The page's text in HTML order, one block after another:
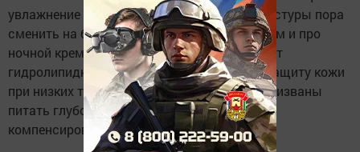
увлажнение и регенерация. Крем легкой текстуры пора
сменить на более питательный. Не забываем и про
ночной крем. Он прекрасно восстанавливает
гидролипидную пленку, ответственную за защиту кожи
при низких температурах. Ночные кремы призваны
питать глубокие слои эпидермиса, чтобы
компенсировать потерю влаги.